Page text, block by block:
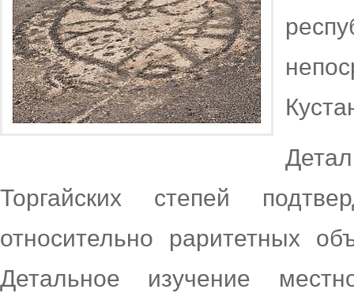
Торгайских степей
относительно раритетных
Детальное изучение